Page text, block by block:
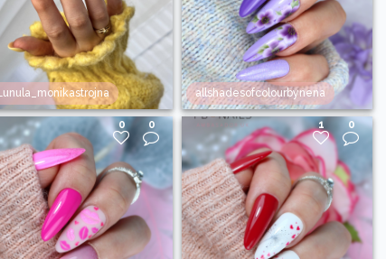
allshadesofcolourbynena
0 0 1 0